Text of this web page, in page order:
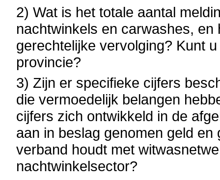
2) Wat is het totale aantal
nachtwinkels en carwashes,
gerechtelijke vervolging? Kunt
provincie?
3) Zijn er specifieke cijfers
die vermoedelijk belangen
cijfers zich ontwikkeld in de
aan in beslag genomen geld
verband houdt met
nachtwinkelsector?